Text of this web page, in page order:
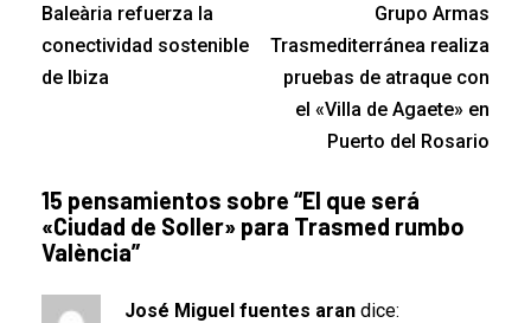
Baleària refuerza la
conectividad sostenible
de Ibiza
Grupo Armas
Trasmediterránea realiza
pruebas de atraque con
el «Villa de Agaete» en
Puerto del Rosario
15 pensamientos sobre “El que será
«Ciudad de Soller» para Trasmed rumbo
València”
José Miguel fuentes aran dice: